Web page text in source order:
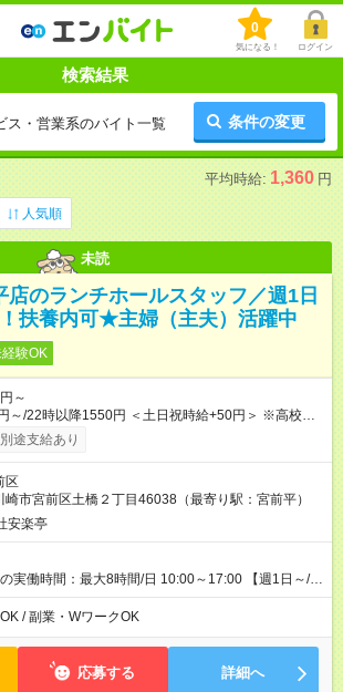
0
気になる！ ログイン
検索結果
ス・営業系のバイト一覧 条件の変更
平均時給: 1,360 円
人気順
未読
のランチホールスタッフ／週1日
扶養内可★主婦（主夫）活躍中
験OK
～
1550円 ＜土日祝時給+50円＞ ※高校生
さ：12ヶ
、給与は本採用時と同じです。 ※最大12ヶ月の間
途支給あり
区
崎市宮前区土橋２丁目46038（最寄り駅：宮前平）
安楽亭
実働時間：最大8時間/日 10:00～17:00 【週1日～/1
！】 ＊レギュラー勤務ももちろん大歓迎！ 「子ど
までの時間」 「ランチタイムだけ」 など、家庭の予
/ 副業・WワークOK
応募する 詳細へ